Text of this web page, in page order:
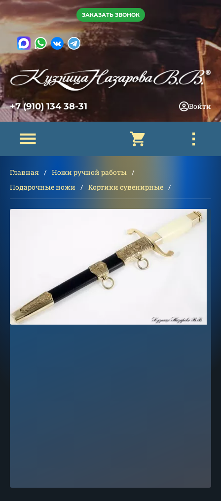
ЗАКАЗАТЬ ЗВОНОК
+7 (910) 134 38-31 Войти
Главная
Ножи ручной работы
Подарочные ножи
Кортики сувенирные